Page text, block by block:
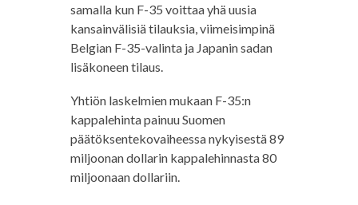
samalla kun F-35 voittaa yhä uusia
kansainvälisiä tilauksia, viimeisimpinä
Belgian F-35-valinta ja Japanin sadan
lisäkoneen tilaus.
Yhtiön laskelmien mukaan F-35:n
kappalehinta painuu Suomen
päätöksentekovaiheessa nykyisestä 89
miljoonan dollarin kappalehinnasta 80
miljoonaan dollariin.